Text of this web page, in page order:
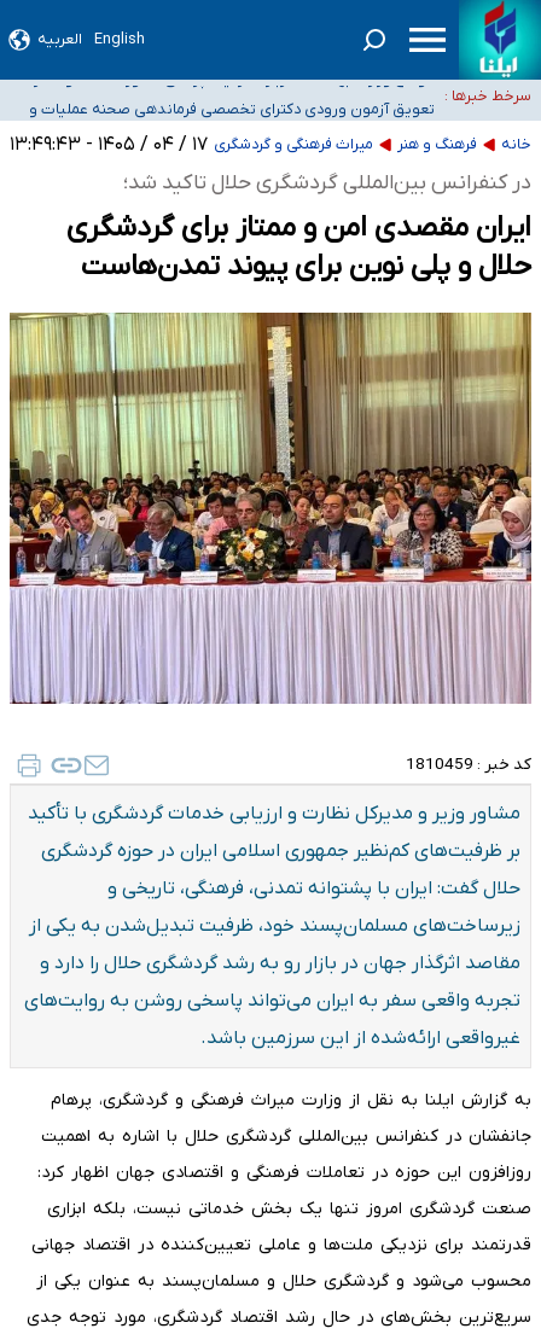
English العربیه
سرخط خبرها :
۴۰ تا ۵۰ روز گرمای نسبی در پیش داریم/ دمای تهران به ۳۸ درجه می‌رسد
هستیم، اما هنوز پاسخ مشخصی نگرفته‌ایم
تعویق آزمون ورودی دکترای تخصصی فرماندهی صحنه عملیات و
آخرین وضعیت شیوع عفونت‌های تنفسی در کشور/ خوزستان و کرمان بالاتر از
آستانه هشدار
خانه فرهنگ و هنر میراث فرهنگی و گردشگری ۱۷ / ۰۴ / ۱۴۰۵ - ۱۳:۴۹:۴۳
در کنفرانس بین‌المللی گردشگری حلال تاکید شد؛
ایران مقصدی امن و ممتاز برای گردشگری
حلال و پلی نوین برای پیوند تمدن‌هاست
کد خبر : 1810459
مشاور وزیر و مدیرکل نظارت و ارزیابی خدمات گردشگری با تأکید
بر ظرفیت‌های کم‌نظیر جمهوری اسلامی ایران در حوزه گردشگری
حلال گفت: ایران با پشتوانه تمدنی، فرهنگی، تاریخی و
زیرساخت‌های مسلمان‌پسند خود، ظرفیت تبدیل‌شدن به یکی از
مقاصد اثرگذار جهان در بازار رو به رشد گردشگری حلال را دارد و
تجربه واقعی سفر به ایران می‌تواند پاسخی روشن به روایت‌های
غیرواقعی ارائه‌شده از این سرزمین باشد.
به‌ گزارش ایلنا به نقل از وزارت میراث فرهنگی و گردشگری، پرهام
جانفشان در کنفرانس بین‌المللی گردشگری حلال با اشاره به اهمیت
روزافزون این حوزه در تعاملات فرهنگی و اقتصادی جهان اظهار کرد:
صنعت گردشگری امروز تنها یک بخش خدماتی نیست، بلکه ابزاری
قدرتمند برای نزدیکی ملت‌ها و عاملی تعیین‌کننده در اقتصاد جهانی
محسوب می‌شود و گردشگری حلال و مسلمان‌پسند به عنوان یکی از
سریع‌ترین بخش‌های در حال رشد اقتصاد گردشگری، مورد توجه جدی